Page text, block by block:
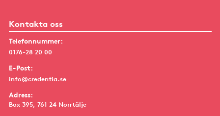
Kontakta oss
Telefonnummer:
0176-28 20 00
E-Post:
info@credentia.se
Adress:
Box 395, 761 24 Norrtälje